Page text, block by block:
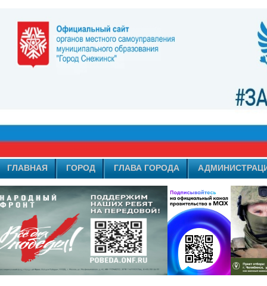
ГЛАВНАЯ ГОРОД ГЛАВА ГОРОДА